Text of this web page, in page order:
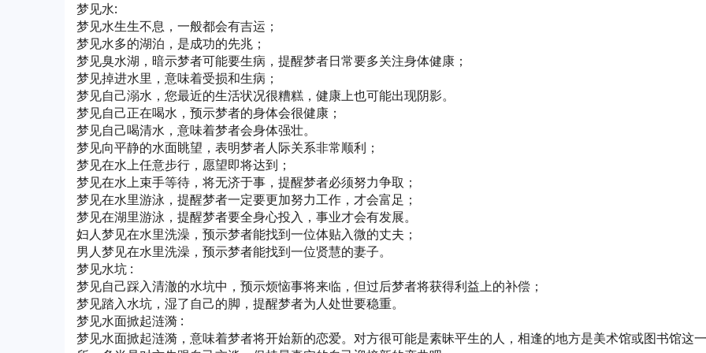
梦见水:
梦见水生生不息，一般都会有吉运；
梦见水多的湖泊，是成功的先兆；
梦见臭水湖，暗示梦者可能要生病，提醒梦者日常要多关注身体健康；
梦见掉进水里，意味着受损和生病；
梦见自己溺水，您最近的生活状况很糟糕，健康上也可能出现阴影。
梦见自己正在喝水，预示梦者的身体会很健康；
梦见自己喝清水，意味着梦者会身体强壮。
梦见向平静的水面眺望，表明梦者人际关系非常顺利；
梦见在水上任意步行，愿望即将达到；
梦见在水上束手等待，将无济于事，提醒梦者必须努力争取；
梦见在水里游泳，提醒梦者一定要更加努力工作，才会富足；
梦见在湖里游泳，提醒梦者要全身心投入，事业才会有发展。
妇人梦见在水里洗澡，预示梦者能找到一位体贴入微的丈夫；
男人梦见在水里洗澡，预示梦者能找到一位贤慧的妻子。
梦见水坑 :
梦见自己踩入清澈的水坑中，预示烦恼事将来临，但过后梦者将获得利益上的补偿；
梦见踏入水坑，湿了自己的脚，提醒梦者为人处世要稳重。
梦见水面掀起涟漪 :
梦见水面掀起涟漪，意味着梦者将开始新的恋爱。对方很可能是素昧平生的人，相逢的地方是美术馆或图书馆这